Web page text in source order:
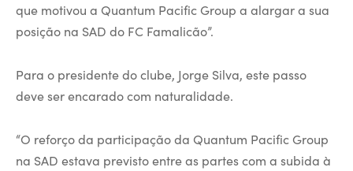
que motivou a Quantum Pacific Group a alargar a sua
posição na SAD do FC Famalicão”.
Para o presidente do clube, Jorge Silva, este passo
deve ser encarado com naturalidade.
“O reforço da participação da Quantum Pacific Group
na SAD estava previsto entre as partes com a subida à